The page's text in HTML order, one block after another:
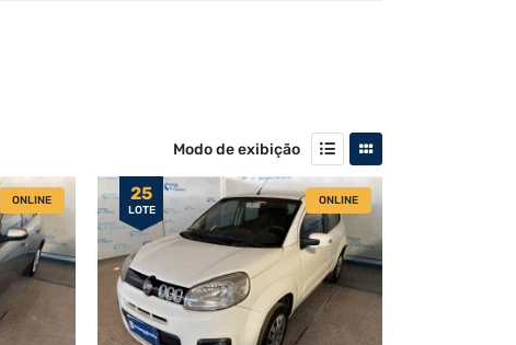
Modo de exibição
ONLINE 25
LOTE
ONLINE